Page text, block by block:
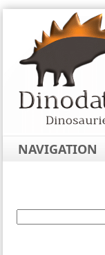
NAVIGATION